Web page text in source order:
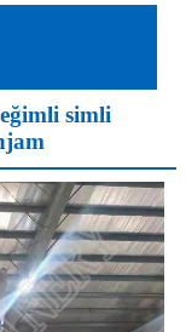
simli